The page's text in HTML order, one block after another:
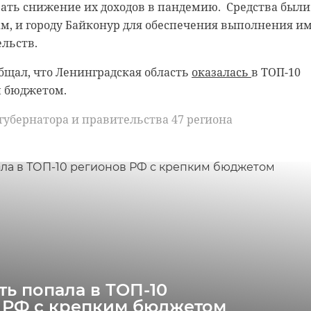
снижение их доходов в пандемию. Средства были
и городу Байконур для обеспечения выполнения
что Ленинградская область оказалась в ТОП-10
бюджетом.
и правительства 47 региона
попала в ТОП-10
РФ с крепким бюджетом
в
снимают старый слой краски. Реставрируют
и противопожарная обработка.
в
чтобы историки-профессионалы больше
тогда, удастся узнать, какой была жизнь Анны